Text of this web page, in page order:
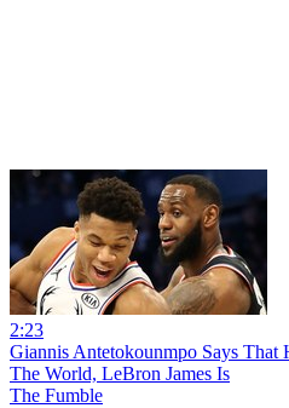
2:23
Giannis Antetokounmpo Says That
The World, LeBron James Is
The Fumble